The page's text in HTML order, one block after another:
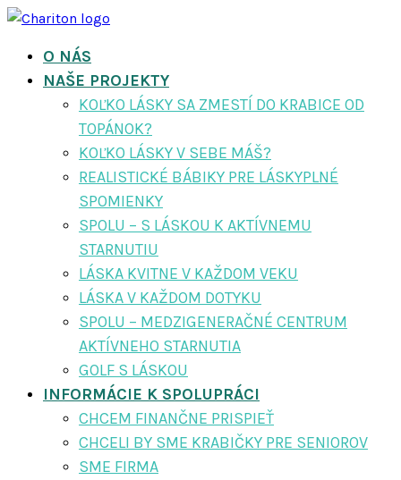
O NÁS
NAŠE PROJEKTY
KOĽKO LÁSKY SA ZMESTÍ DO KRABICE OD
TOPÁNOK?
KOĽKO LÁSKY V SEBE MÁŠ?
REALISTICKÉ BÁBIKY PRE LÁSKYPLNÉ
SPOMIENKY
SPOLU – S LÁSKOU K AKTÍVNEMU
STARNUTIU
LÁSKA KVITNE V KAŽDOM VEKU
LÁSKA V KAŽDOM DOTYKU
SPOLU – MEDZIGENERAČNÉ CENTRUM
AKTÍVNEHO STARNUTIA
GOLF S LÁSKOU
INFORMÁCIE K SPOLUPRÁCI
CHCEM FINANČNE PRISPIEŤ
CHCELI BY SME KRABIČKY PRE SENIOROV
SME FIRMA